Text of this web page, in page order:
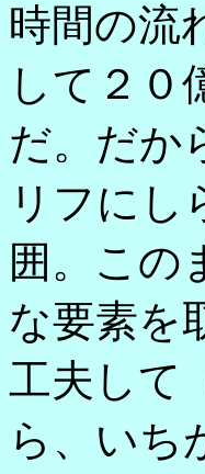
時間の流
して２０
だ。だか
リフにし
囲。この
な要素を
工夫して
ら、いち